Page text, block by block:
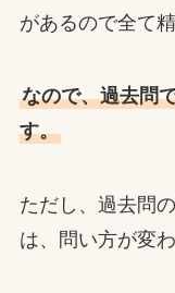
があるので全て
なので、過去問
す。
ただし、過去問
は、問い方が変